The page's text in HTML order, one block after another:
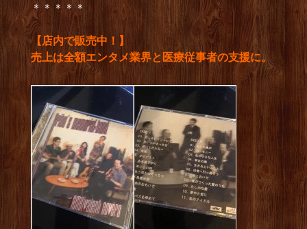
＊＊＊＊＊
【店内で販売中！】
売上は全額エンタメ業界と医療従事者の支援に。